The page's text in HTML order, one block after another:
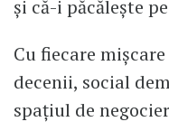
și că-i păcălește
Cu fiecare
decenii, social
spațiul de